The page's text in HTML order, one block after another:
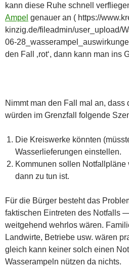
kann diese Ruhe schnell
Ampel genauer an ( https://
kinzig.de/fileadmin/user_upload/
06-
den Fall ‚rot‘, dann kann man ins
Nimmt man den Fall mal an, dass
würden im Grenzfall folgende
Die Kreiswerke könnten
Wasserlieferungen einstellen.
Kommunen sollen Notfallpläne
dann zu tun ist.
Für die Bürger besteht das
faktischen Eintreten des Notfalls
weitgehend wehrlos wären.
Landwirte, Betriebe usw. wären
gleich kann keiner solch einen
Wasserampeln nützen da nichts.